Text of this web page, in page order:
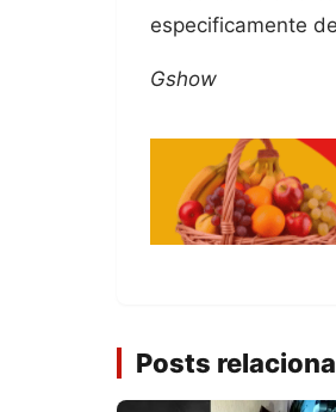
especificamente
Gshow
Posts